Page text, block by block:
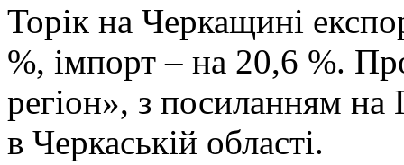
Торік на Черкащині
%, імпорт – на 20,6 %.
регіон», з посиланням на
в Черкаській області.